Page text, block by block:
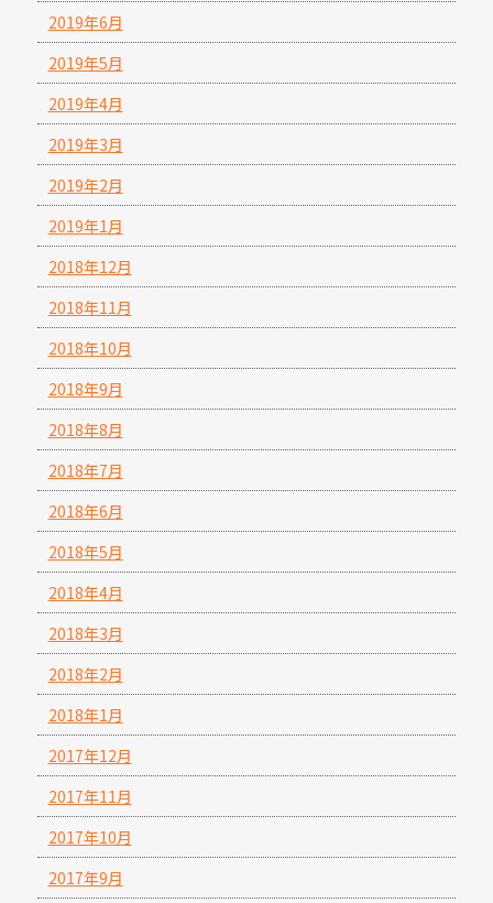
2019年6月
2019年5月
2019年4月
2019年3月
2019年2月
2019年1月
2018年12月
2018年11月
2018年10月
2018年9月
2018年8月
2018年7月
2018年6月
2018年5月
2018年4月
2018年3月
2018年2月
2018年1月
2017年12月
2017年11月
2017年10月
2017年9月